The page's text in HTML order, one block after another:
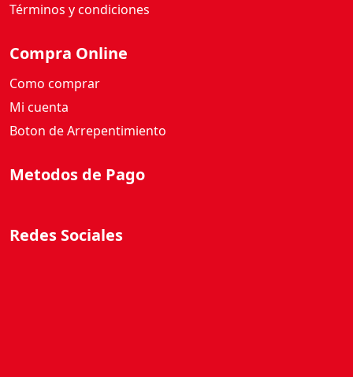
Términos y condiciones
Compra Online
Como comprar
Mi cuenta
Boton de Arrepentimiento
Metodos de Pago
Redes Sociales